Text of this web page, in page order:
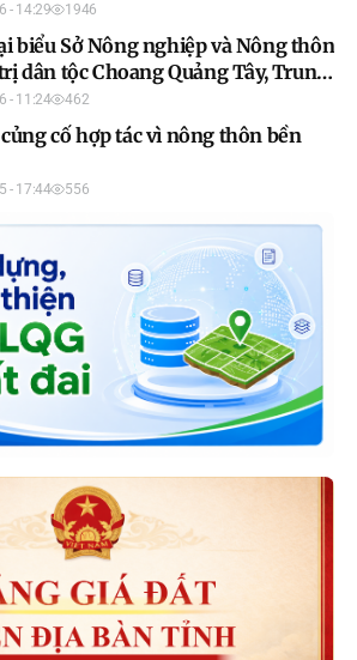
- 14:29 1946
biểu Sở Nông nghiệp và Nông thôn
dân tộc Choang Quảng Tây, Trung
sát thực tế tại Công ty Cổ phần
- 11:24 462
củng cố hợp tác vì nông thôn bền
- 17:44 556